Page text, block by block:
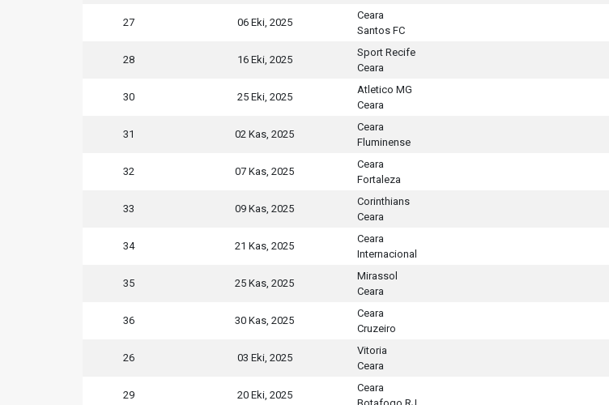
27 06 Eki, 2025
Ceara
Santos FC
28 16 Eki, 2025
Sport Recife
Ceara
30 25 Eki, 2025
Atletico MG
Ceara
31 02 Kas, 2025
Ceara
Fluminense
32 07 Kas, 2025
Ceara
Fortaleza
33 09 Kas, 2025
Corinthians
Ceara
34 21 Kas, 2025
Ceara
Internacional
35 25 Kas, 2025
Mirassol
Ceara
36 30 Kas, 2025
Ceara
Cruzeiro
26 03 Eki, 2025
Vitoria
Ceara
29 20 Eki, 2025
Ceara